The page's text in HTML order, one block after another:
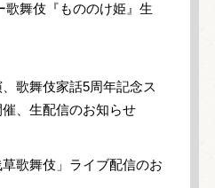
歌舞伎『もののけ姫』生
歌舞伎家話5周年記念ス
、生配信のお知らせ
歌舞伎」ライブ配信のお